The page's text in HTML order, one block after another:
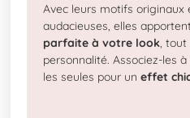
Avec leurs motifs originaux
audacieuses, elles
parfaite à votre look, tout
personnalité. Associez-les
les seules pour uneffet